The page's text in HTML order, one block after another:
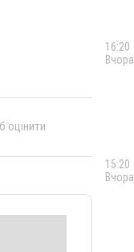
оцінити
16:20
Вчора
15:20
Вчора